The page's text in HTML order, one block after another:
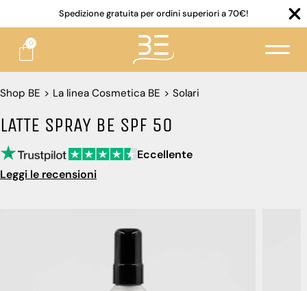
Spedizione gratuita per ordini superiori a 70€!
0
Shop BE > La linea Cosmetica BE > Solari
LATTE SPRAY BE SPF 50
Eccellente
Leggi le recensioni